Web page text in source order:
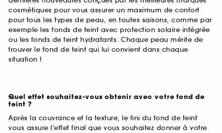
cosmétiques pour vous assurer un maximum de confort
pour tous les types de peau, en toutes saisons, comme par
exemple les fonds de teint avec protection solaire intégrée
ou les fonds de teint hydratants. Chaque peau mérite de
trouver le fond de teint qui lui convient dans chaque
situation !
Quel effet souhaitez-vous obtenir avec votre fond de
teint ?
Après la couvrance et la texture, le fini du fond de teint
vous assure l’effet final que vous souhaitez donner à votre